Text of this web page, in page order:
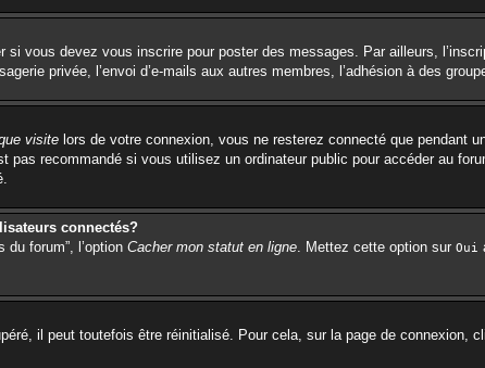
vous devez vous inscrire pour poster des messages. Par ailleurs,
privée, l’envoi d’e-mails aux autres membres, l’adhésion à des
visite lors de votre connexion, vous ne resterez connecté que pendant
pas recommandé si vous utilisez un ordinateur public pour accéder au
connectés?
du forum”, l’option Cacher mon statut en ligne. Mettez cette option sur Oui
il peut toutefois être réinitialisé. Pour cela, sur la page de connexion,